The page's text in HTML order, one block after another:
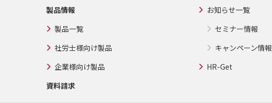
製品情報
製品一覧
社労士様向け製品
企業様向け製品
資料請求
お知らせ一覧
セミナー情報
キャンペーン情報
HR-Get